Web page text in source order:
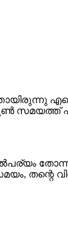
സമയത്ത്